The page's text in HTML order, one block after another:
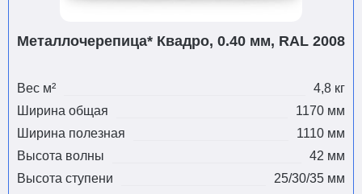
Металлочерепица* Квадро, 0.40 мм, RAL 2008
Вес м²
4,8 кг
Ширина общая
1170 мм
Ширина полезная
1110 мм
Высота волны
42 мм
Высота ступени
25/30/35 мм